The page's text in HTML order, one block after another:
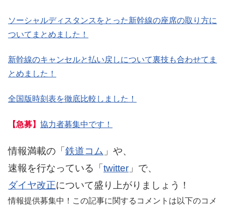
ソーシャルディスタンスをとった新幹線の座席の取り方に
ついてまとめました！
新幹線のキャンセルと払い戻しについて裏技も合わせてま
とめました！
全国版時刻表を徹底比較しました！
【急募】 協力者募集中です！
情報満載の「 鉄道コム 」や、
速報を行なっている「 twitter 」で、
ダイヤ改正について盛り上がりましょう！
情報提供募集中！この記事に関するコメントは以下のコメ